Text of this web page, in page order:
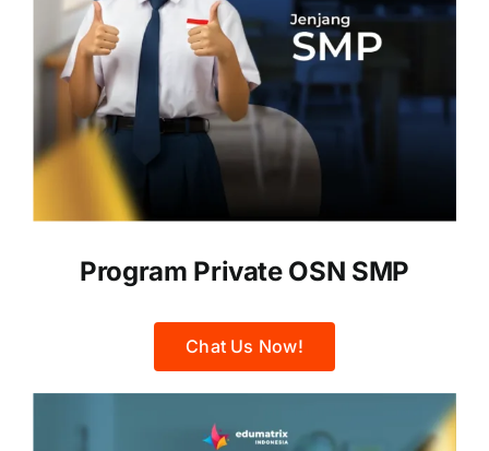
Program Private OSN SMP
Chat Us Now!